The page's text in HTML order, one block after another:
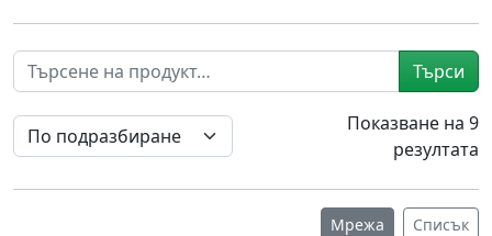
Показване на 9
резултата
Търси
Мрежа Списък